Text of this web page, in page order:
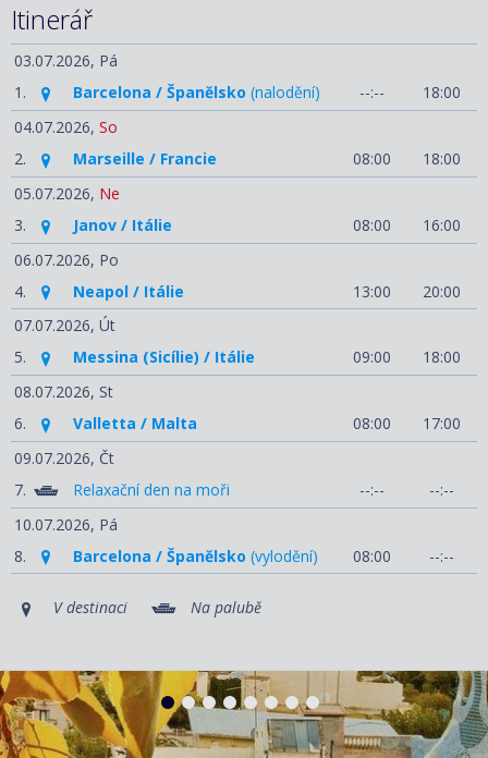
Itinerář
03.07.2026, Pá
1.
Barcelona / Španělsko (nalodění) --:--
18:00
04.07.2026, So
2.
Marseille / Francie 08:00
18:00
05.07.2026, Ne
3.
Janov / Itálie 08:00
16:00
06.07.2026, Po
4.
Neapol / Itálie 13:00
20:00
07.07.2026, Út
5.
Messina (Sicílie) / Itálie 09:00
18:00
08.07.2026, St
6.
Valletta / Malta 08:00
17:00
09.07.2026, Čt
7.
Relaxační den na moři --:--
--:--
10.07.2026, Pá
8.
Barcelona / Španělsko (vylodění) 08:00 --:--
V destinaci Na palubě